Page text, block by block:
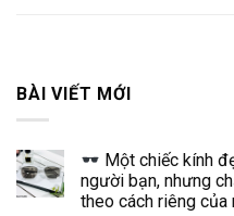
BÀI VIẾT MỚI
Một chiếc kính
người bạn, nhưng
theo cách riêng của